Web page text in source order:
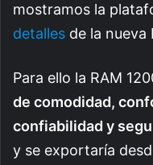
mostramos la
detalles de la nueva
Para ello la RAM
de comodidad,
confiabilidad y
y se exportaría